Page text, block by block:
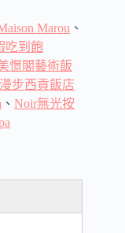
Marou 、
吃到飽
憬閣藝術飯
漫步西貢飯店
、 Noir無光按